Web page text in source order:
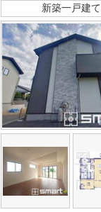
新築一戸建て